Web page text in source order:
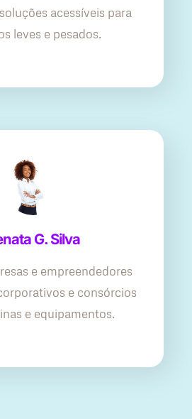
acessíveis para
leves e pesados.
G. Silva
e empreendedores
e consórcios
e equipamentos.